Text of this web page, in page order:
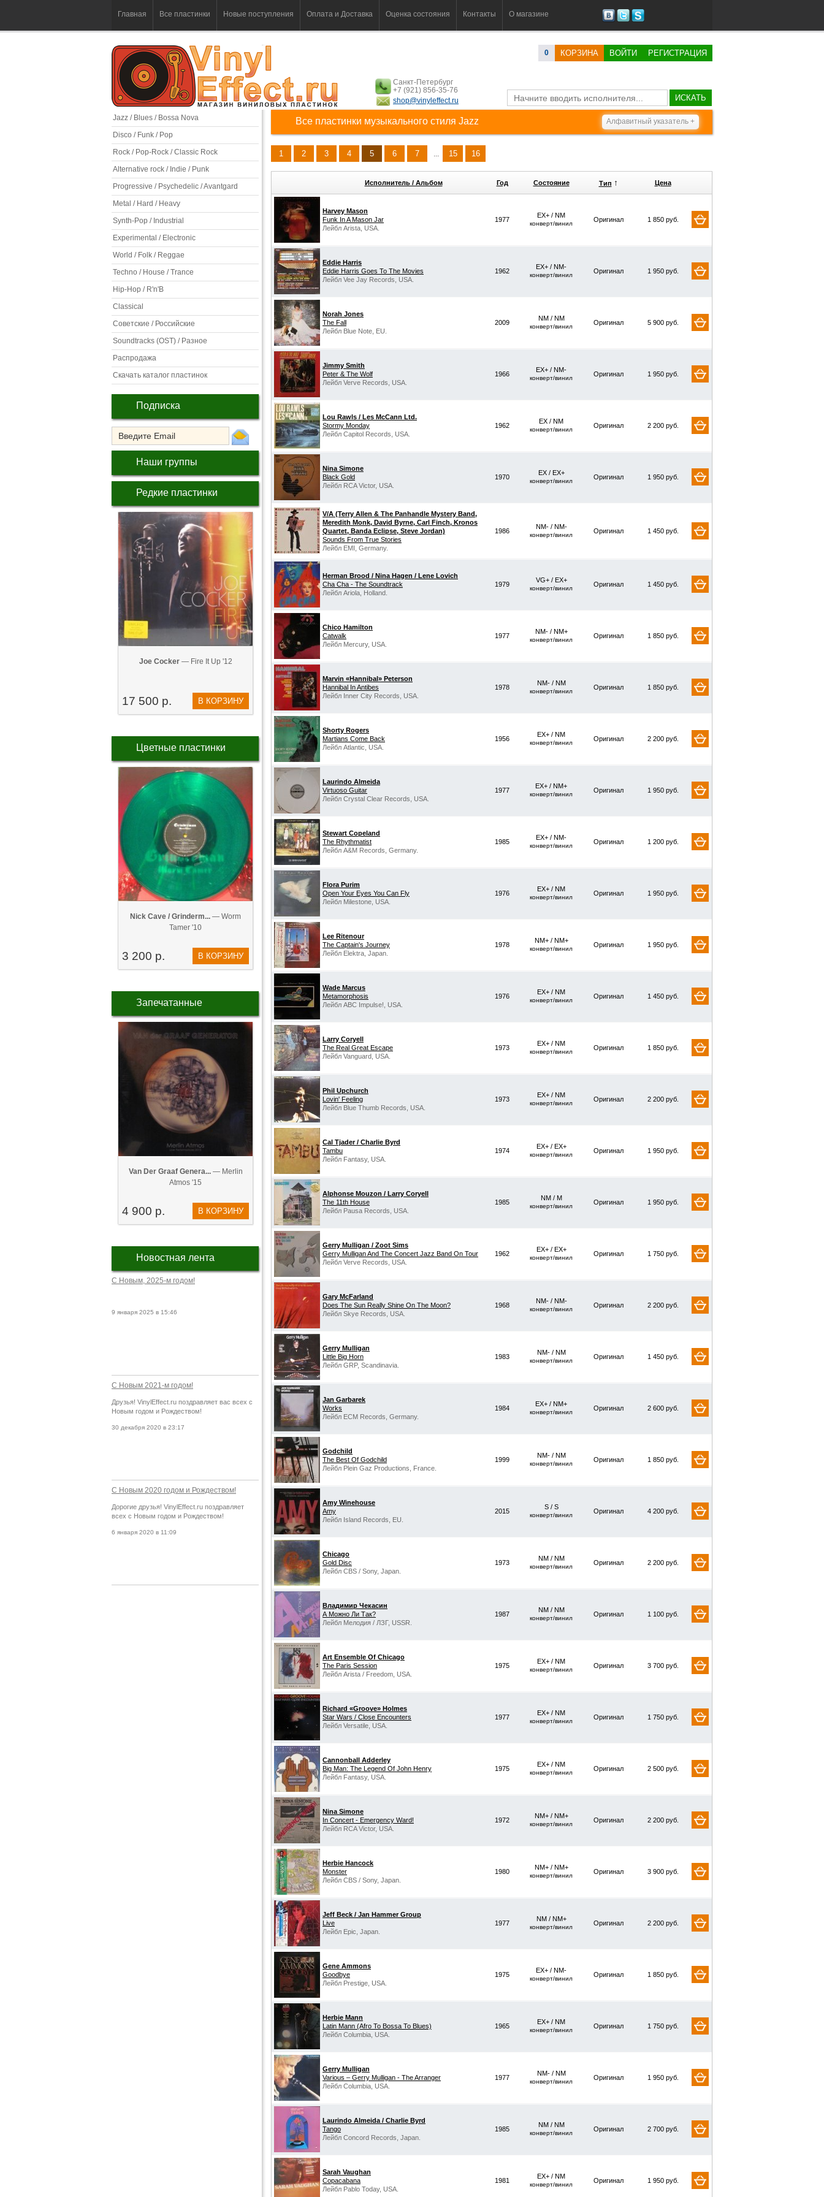
Главная Все пластинки Новые поступления Оплата и Доставка Оценка состояния Контакты О магазине
0 КОРЗИНА ВОЙТИ РЕГИСТРАЦИЯ
Санкт-Петербург
+7 (921) 856-35-76
shop@vinyleffect.ru
ИСКАТЬ
Jazz / Blues / Bossa Nova
Disco / Funk / Pop
Rock / Pop-Rock / Classic Rock
Alternative rock / Indie / Punk
Progressive / Psychedelic / Avantgard
Metal / Hard / Heavy
Synth-Pop / Industrial
Experimental / Electronic
World / Folk / Reggae
Techno / House / Trance
Hip-Hop / R'n'B
Classical
Советские / Российские
Soundtracks (OST) / Разное
Распродажа
Скачать каталог пластинок
Подписка
Наши группы
Редкие пластинки
Joe Cocker— Fire It Up '12
17 500 р. В КОРЗИНУ
Цветные пластинки
Nick Cave / Grinderm... — Worm
Tamer '10
3 200 р. В КОРЗИНУ
Запечатанные
Van Der Graaf Genera...— Merlin
Atmos '15
4 900 р. В КОРЗИНУ
Новостная лента
С Новым, 2025-м годом!
9 января 2025 в 15:46
С Новым 2021-м годом!
Друзья! VinylEffect.ru поздравляет вас всех с
Новым годом и Рождеством!
30 декабря 2020 в 23:17
С Новым 2020 годом и Рождеством!
Дорогие друзья! VinylEffect.ru поздравляет
всех с Новым годом и Рождеством!
6 января 2020 в 11:09
Все пластинки музыкального стиля Jazz Алфавитный указатель +
1 2 3 4 5 6 7 ... 15 16
Исполнитель / Альбом Год Состояние Тип ↑ Цена
Harvey Mason
Funk In A Mason Jar
Лейбл Arista, USA.
1977
EX+ / NM
конверт/винил
Оригинал 1 850 руб.
Eddie Harris
Eddie Harris Goes To The Movies
Лейбл Vee Jay Records, USA.
1962
EX+ / NM-
конверт/винил
Оригинал 1 950 руб.
Norah Jones
The Fall
Лейбл Blue Note, EU.
2009
NM / NM
конверт/винил
Оригинал 5 900 руб.
Jimmy Smith
Peter & The Wolf
Лейбл Verve Records, USA.
1966
EX+ / NM-
конверт/винил
Оригинал 1 950 руб.
Lou Rawls / Les McCann Ltd.
Stormy Monday
Лейбл Capitol Records, USA.
1962
EX / NM
конверт/винил
Оригинал 2 200 руб.
Nina Simone
Black Gold
Лейбл RCA Victor, USA.
1970
EX / EX+
конверт/винил
Оригинал 1 950 руб.
V/A (Terry Allen & The Panhandle Mystery Band,
Meredith Monk, David Byrne, Carl Finch, Kronos
Quartet, Banda Eclipse, Steve Jordan)
Sounds From True Stories
Лейбл EMI, Germany.
1986
NM- / NM-
конверт/винил
Оригинал 1 450 руб.
Herman Brood / Nina Hagen / Lene Lovich
Cha Cha - The Soundtrack
Лейбл Ariola, Holland.
1979
VG+ / EX+
конверт/винил
Оригинал 1 450 руб.
Chico Hamilton
Catwalk
Лейбл Mercury, USA.
1977
NM- / NM+
конверт/винил
Оригинал 1 850 руб.
Marvin «Hannibal» Peterson
Hannibal In Antibes
Лейбл Inner City Records, USA.
1978
NM- / NM
конверт/винил
Оригинал 1 850 руб.
Shorty Rogers
Martians Come Back
Лейбл Atlantic, USA.
1956
EX+ / NM
конверт/винил
Оригинал 2 200 руб.
Laurindo Almeida
Virtuoso Guitar
Лейбл Crystal Clear Records, USA.
1977
EX+ / NM+
конверт/винил
Оригинал 1 950 руб.
Stewart Copeland
The Rhythmatist
Лейбл A&M Records, Germany.
1985
EX+ / NM-
конверт/винил
Оригинал 1 200 руб.
Flora Purim
Open Your Eyes You Can Fly
Лейбл Milestone, USA.
1976
EX+ / NM
конверт/винил
Оригинал 1 950 руб.
Lee Ritenour
The Captain's Journey
Лейбл Elektra, Japan.
1978
NM+ / NM+
конверт/винил
Оригинал 1 950 руб.
Wade Marcus
Metamorphosis
Лейбл ABC Impulse!, USA.
1976
EX+ / NM
конверт/винил
Оригинал 1 450 руб.
Larry Coryell
The Real Great Escape
Лейбл Vanguard, USA.
1973
EX+ / NM
конверт/винил
Оригинал 1 850 руб.
Phil Upchurch
Lovin' Feeling
Лейбл Blue Thumb Records, USA.
1973
EX+ / NM
конверт/винил
Оригинал 2 200 руб.
Cal Tjader / Charlie Byrd
Tambu
Лейбл Fantasy, USA.
1974
EX+ / EX+
конверт/винил
Оригинал 1 950 руб.
Alphonse Mouzon / Larry Coryell
The 11th House
Лейбл Pausa Records, USA.
1985
NM / M
конверт/винил
Оригинал 1 950 руб.
Gerry Mulligan / Zoot Sims
Gerry Mulligan And The Concert Jazz Band On Tour
Лейбл Verve Records, USA.
1962
EX+ / EX+
конверт/винил
Оригинал 1 750 руб.
Gary McFarland
Does The Sun Really Shine On The Moon?
Лейбл Skye Records, USA.
1968
NM- / NM-
конверт/винил
Оригинал 2 200 руб.
Gerry Mulligan
Little Big Horn
Лейбл GRP, Scandinavia.
1983
NM- / NM
конверт/винил
Оригинал 1 450 руб.
Jan Garbarek
Works
Лейбл ECM Records, Germany.
1984
EX+ / NM+
конверт/винил
Оригинал 2 600 руб.
Godchild
The Best Of Godchild
Лейбл Plein Gaz Productions, France.
1999
NM- / NM
конверт/винил
Оригинал 1 850 руб.
Amy Winehouse
Amy
Лейбл Island Records, EU.
2015
S / S
конверт/винил
Оригинал 4 200 руб.
Chicago
Gold Disc
Лейбл CBS / Sony, Japan.
1973
NM / NM
конверт/винил
Оригинал 2 200 руб.
Владимир Чекасин
А Можно Ли Так?
Лейбл Мелодия / ЛЗГ, USSR.
1987
NM / NM
конверт/винил
Оригинал 1 100 руб.
Art Ensemble Of Chicago
The Paris Session
Лейбл Arista / Freedom, USA.
1975
EX+ / NM
конверт/винил
Оригинал 3 700 руб.
Richard «Groove» Holmes
Star Wars / Close Encounters
Лейбл Versatile, USA.
1977
EX+ / NM
конверт/винил
Оригинал 1 750 руб.
Cannonball Adderley
Big Man: The Legend Of John Henry
Лейбл Fantasy, USA.
1975
EX+ / NM
конверт/винил
Оригинал 2 500 руб.
Nina Simone
In Concert - Emergency Ward!
Лейбл RCA Victor, USA.
1972
NM+ / NM+
конверт/винил
Оригинал 2 200 руб.
Herbie Hancock
Monster
Лейбл CBS / Sony, Japan.
1980
NM+ / NM+
конверт/винил
Оригинал 3 900 руб.
Jeff Beck / Jan Hammer Group
Live
Лейбл Epic, Japan.
1977
NM / NM+
конверт/винил
Оригинал 2 200 руб.
Gene Ammons
Goodbye
Лейбл Prestige, USA.
1975
EX+ / NM-
конверт/винил
Оригинал 1 850 руб.
Herbie Mann
Latin Mann (Afro To Bossa To Blues)
Лейбл Columbia, USA.
1965
EX+ / NM
конверт/винил
Оригинал 1 750 руб.
Gerry Mulligan
Various ‎– Gerry Mulligan - The Arranger
Лейбл Columbia, USA.
1977
NM- / NM
конверт/винил
Оригинал 1 950 руб.
Laurindo Almeida / Charlie Byrd
Tango
Лейбл Concord Records, Japan.
1985
NM / NM
конверт/винил
Оригинал 2 700 руб.
Sarah Vaughan
Copacabana
Лейбл Pablo Today, USA.
1981
EX+ / NM
конверт/винил
Оригинал 1 950 руб.